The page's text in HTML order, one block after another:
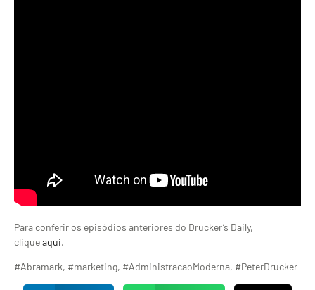
Para conferir os episódios anteriores do Drucker’s Daily,
cliqueaqui.
#Abramark, #marketing, #AdministracaoModerna, #PeterDrucker